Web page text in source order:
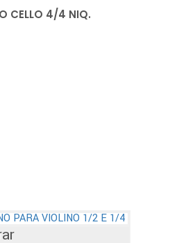
CELLO 4/4 NIQ.